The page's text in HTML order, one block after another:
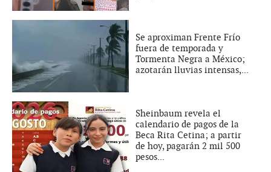
Se aproximan Frente Frío
fuera de temporada y
Tormenta Negra a México;
azotarán lluvias intensas,...
Sheinbaum revela el
calendario de pagos de la
Beca Rita Cetina; a partir
de hoy, pagarán 2 mil 500
pesos...